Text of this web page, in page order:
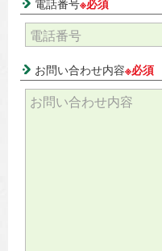
電話番号※必須
お問い合わせ内容※必須